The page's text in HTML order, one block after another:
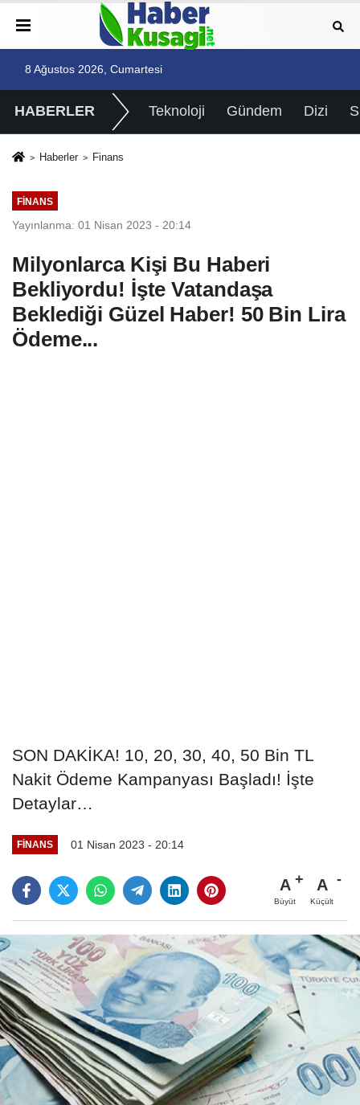
8 Ağustos 2026, Cumartesi
HABERLER Teknoloji Gündem Dizi
Haberler Finans
FINANS
Yayınlanma: 01 Nisan 2023 - 20:14
Milyonlarca Kişi Bu Haberi
Bekliyordu! İşte Vatandaşa
Beklediği Güzel Haber! 50 Bin Lira
Ödeme...
SON DAKİKA! 10, 20, 30, 40, 50 Bin TL
Nakit Ödeme Kampanyası Başladı! İşte
Detaylar…
FINANS 01 Nisan 2023 - 20:14
A
Büyüt
A
Küçült